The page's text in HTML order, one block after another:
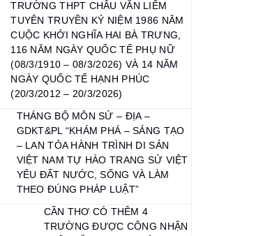
TRƯỜNG THPT CHÂU VĂN LIÊM
TUYÊN TRUYỀN KỶ NIỆM 1986 NĂM
CUỘC KHỞI NGHĨA HAI BÀ TRƯNG,
116 NĂM NGÀY QUỐC TẾ PHỤ NỮ
(08/3/1910 – 08/3/2026) VÀ 14 NĂM
NGÀY QUỐC TẾ HẠNH PHÚC
(20/3/2012 – 20/3/2026)
THÁNG BỘ MÔN SỬ – ĐỊA –
GDKT&PL “KHÁM PHÁ – SÁNG TẠO
– LAN TỎA HÀNH TRÌNH DI SẢN
VIỆT NAM TỰ HÀO TRANG SỬ VIỆT
YÊU ĐẤT NƯỚC, SỐNG VÀ LÀM
THEO ĐÚNG PHÁP LUẬT”
CẦN THƠ CÓ THÊM 4
TRƯỜNG ĐƯỢC CÔNG NHẬN